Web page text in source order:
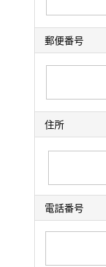
郵便番号
住所
電話番号